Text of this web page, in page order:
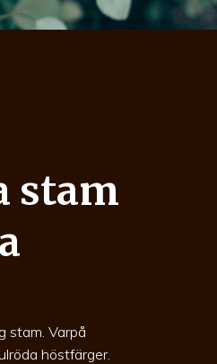
stam
stam. Varpå
höstfärger.